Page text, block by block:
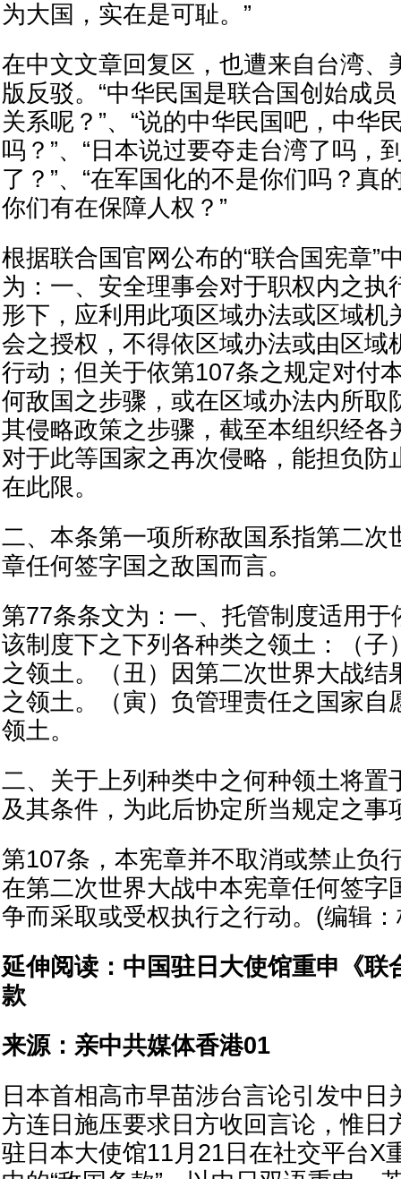
为大国，实在是可耻。”
在中文文章回复区，也遭来自台湾、
版反驳。“中华民国是联合国创始成
关系呢？”、“说的中华民国吧，中华
吗？”、“日本说过要夺走台湾了吗，
了？”、“在军国化的不是你们吗？真
你们有在保障人权？”
根据联合国官网公布的“联合国宪章”
为：一、安全理事会对于职权内之执
形下，应利用此项区域办法或区域机
会之授权，不得依区域办法或由区域
行动；但关于依第107条之规定对付
何敌国之步骤，或在区域办法内所取
其侵略政策之步骤，截至本组织经各
对于此等国家之再次侵略，能担负防
在此限。
二、本条第一项所称敌国系指第二次
章任何签字国之敌国而言。
第77条条文为：一、托管制度适用于
该制度下之下列各种类之领土：（子
之领土。（丑）因第二次世界大战结
之领土。（寅）负管理责任之国家自
领土。
二、关于上列种类中之何种领土将置
及其条件，为此后协定所当规定之事
第107条，本宪章并不取消或禁止负
在第二次世界大战中本宪章任何签字
争而采取或受权执行之行动。(编辑
延伸阅读：中国驻日大使馆重申《联
款
来源：亲中共媒体香港01
日本首相高市早苗涉台言论引发中日
方连日施压要求日方收回言论，惟日
驻日本大使馆11月21日在社交平台X